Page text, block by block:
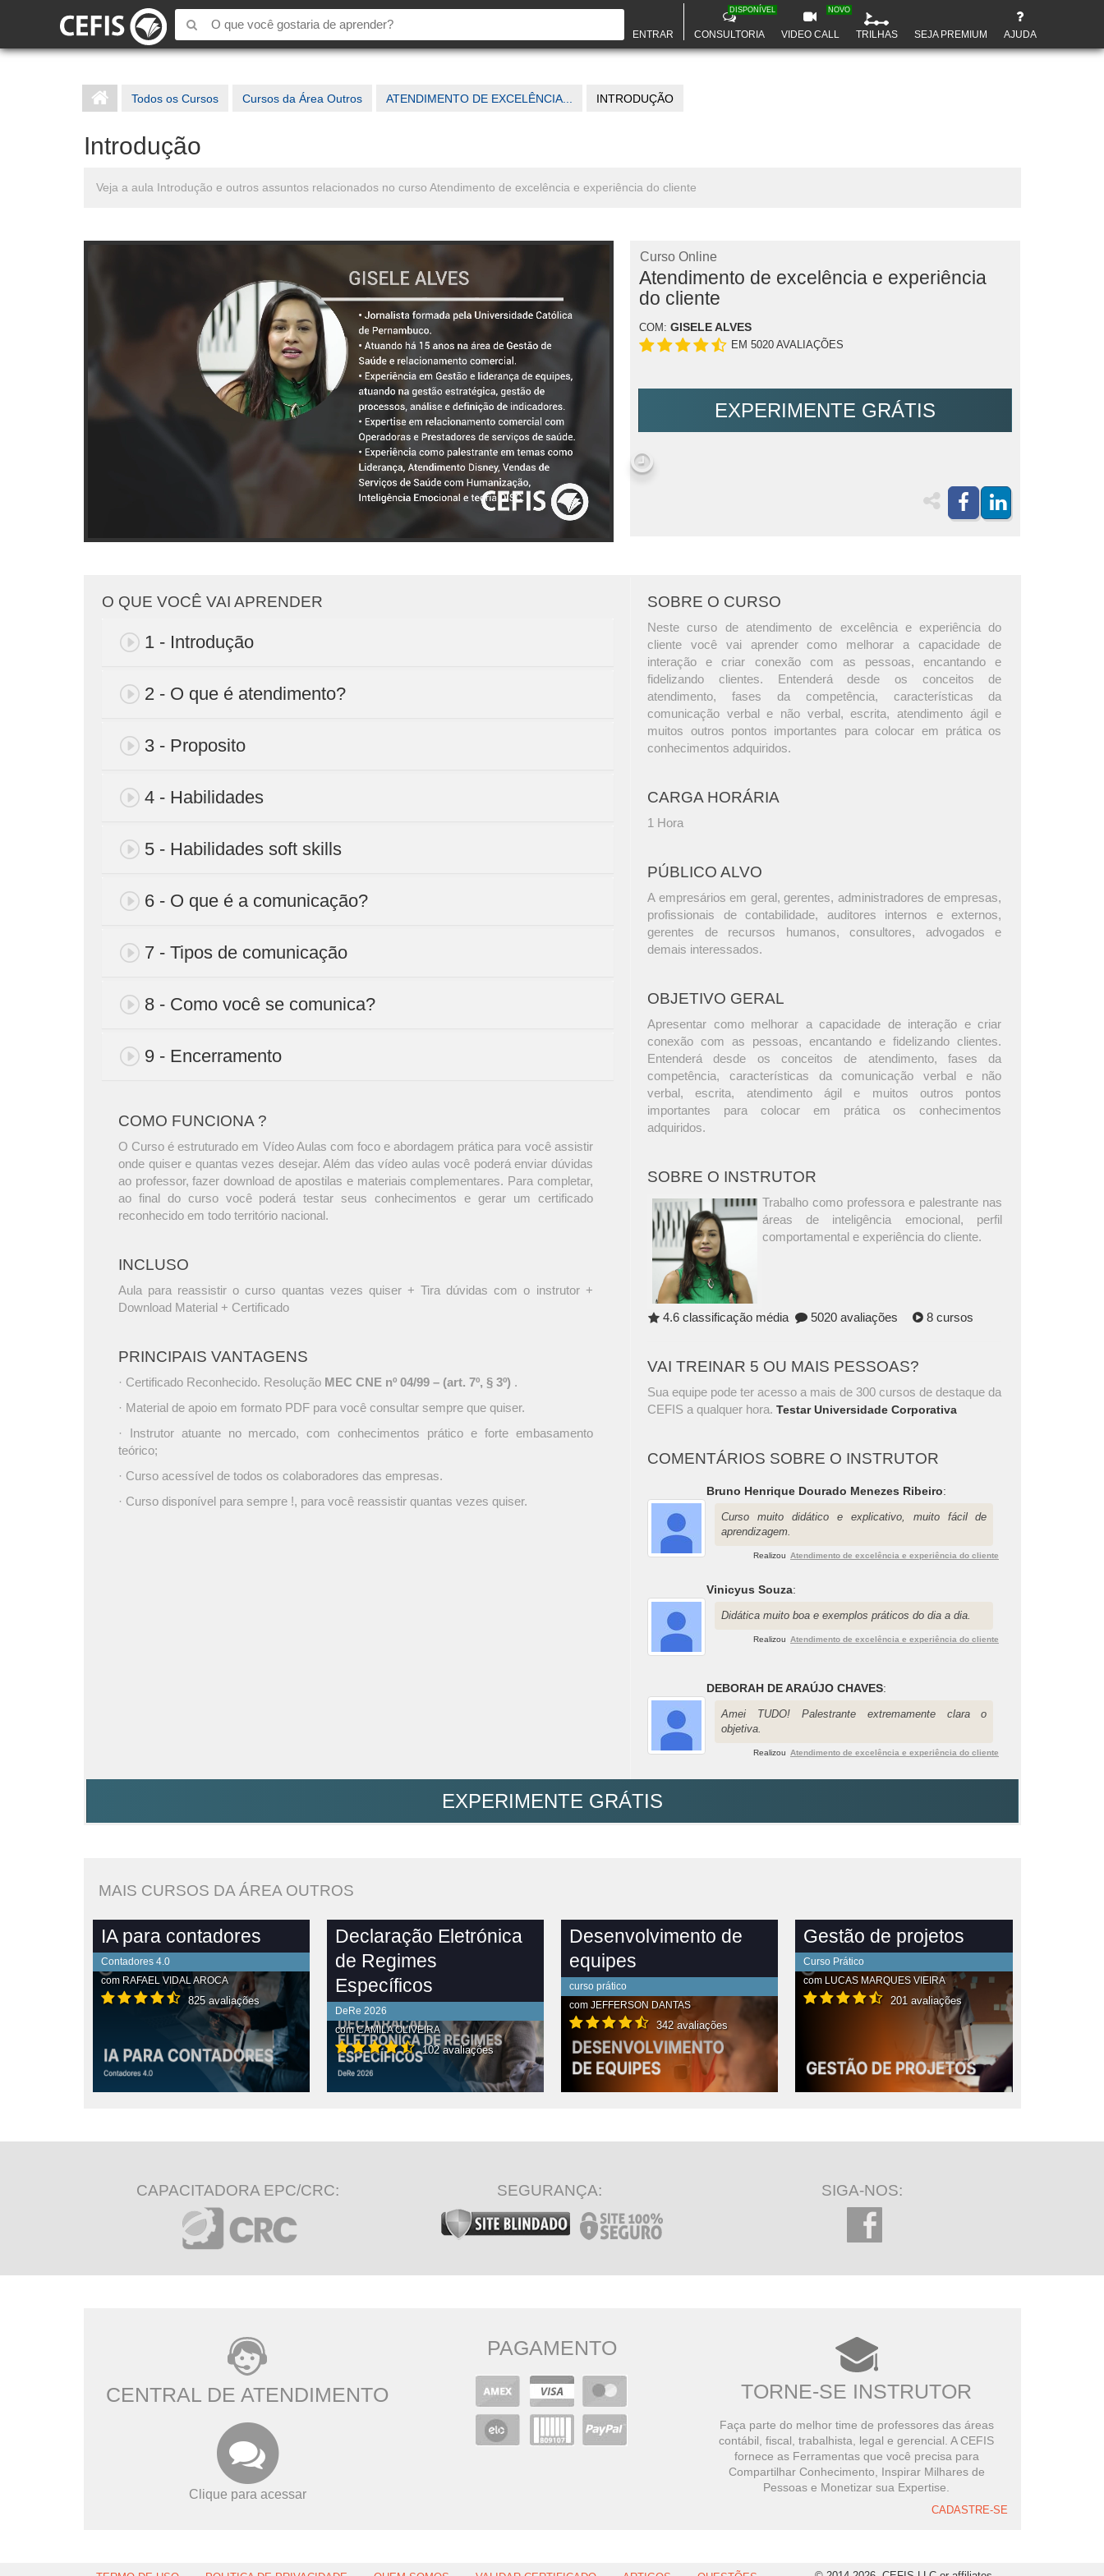
ENTRAR CONSULTORIA
DISPONÍVEL
VIDEO CALL
NOVO
TRILHAS SEJA PREMIUM AJUDA
Todos os Cursos Cursos da Área Outros ATENDIMENTO DE EXCELÊNCIA... INTRODUÇÃO
Introdução
Veja a aula Introdução e outros assuntos relacionados no curso Atendimento de excelência e experiência do cliente
Curso Online
Atendimento de excelência e experiência
do cliente
COM: GISELE ALVES
EM 5020 AVALIAÇÕES
EXPERIMENTE GRÁTIS
O QUE VOCÊ VAI APRENDER
1 - Introdução
2 - O que é atendimento?
3 - Proposito
4 - Habilidades
5 - Habilidades soft skills
6 - O que é a comunicação?
7 - Tipos de comunicação
8 - Como você se comunica?
9 - Encerramento
COMO FUNCIONA ?
O Curso é estruturado em Vídeo Aulas com foco e abordagem prática para você assistir
onde quiser e quantas vezes desejar. Além das vídeo aulas você poderá enviar dúvidas
ao professor, fazer download de apostilas e materiais complementares. Para completar,
ao final do curso você poderá testar seus conhecimentos e gerar um certificado
reconhecido em todo território nacional.
INCLUSO
Aula para reassistir o curso quantas vezes quiser + Tira dúvidas com o instrutor +
Download Material + Certificado
PRINCIPAIS VANTAGENS
· Certificado Reconhecido. Resolução MEC CNE nº 04/99 – (art. 7º, § 3º) .
· Material de apoio em formato PDF para você consultar sempre que quiser.
· Instrutor atuante no mercado, com conhecimentos prático e forte embasamento
teórico;
· Curso acessível de todos os colaboradores das empresas.
· Curso disponível para sempre !, para você reassistir quantas vezes quiser.
SOBRE O CURSO
Neste curso de atendimento de excelência e experiência do
cliente você vai aprender como melhorar a capacidade de
interação e criar conexão com as pessoas, encantando e
fidelizando clientes. Entenderá desde os conceitos de
atendimento, fases da competência, características da
comunicação verbal e não verbal, escrita, atendimento ágil e
muitos outros pontos importantes para colocar em prática os
conhecimentos adquiridos.
CARGA HORÁRIA
1 Hora
PÚBLICO ALVO
A empresários em geral, gerentes, administradores de empresas,
profissionais de contabilidade, auditores internos e externos,
gerentes de recursos humanos, consultores, advogados e
demais interessados.
OBJETIVO GERAL
Apresentar como melhorar a capacidade de interação e criar
conexão com as pessoas, encantando e fidelizando clientes.
Entenderá desde os conceitos de atendimento, fases da
competência, características da comunicação verbal e não
verbal, escrita, atendimento ágil e muitos outros pontos
importantes para colocar em prática os conhecimentos
adquiridos.
SOBRE O INSTRUTOR
Trabalho como professora e palestrante nas
áreas de inteligência emocional, perfil
comportamental e experiência do cliente.
4.6 classificação média 5020 avaliações 8 cursos
VAI TREINAR 5 OU MAIS PESSOAS?
Sua equipe pode ter acesso a mais de 300 cursos de destaque da
CEFIS a qualquer hora.Testar Universidade Corporativa
COMENTÁRIOS SOBRE O INSTRUTOR
Bruno Henrique Dourado Menezes Ribeiro:
Curso muito didático e explicativo, muito fácil de
aprendizagem.
Realizou Atendimento de excelência e experiência do cliente
Vinicyus Souza:
Didática muito boa e exemplos práticos do dia a dia.
Realizou Atendimento de excelência e experiência do cliente
DEBORAH DE ARAÚJO CHAVES:
Amei TUDO! Palestrante extremamente clara o
objetiva.
Realizou Atendimento de excelência e experiência do cliente
EXPERIMENTE GRÁTIS
MAIS CURSOS DA ÁREA OUTROS
IA para contadores
Contadores 4.0
com RAFAEL VIDAL AROCA
825 avaliações
Declaração Eletrónica
de Regimes
Específicos
DeRe 2026
comCAMILA OLIVEIRA
102 avaliações
VER CONTEÚDO COMPLETO
Desenvolvimento de
equipes
curso prático
com JEFFERSON DANTAS
342 avaliações
VER CONTEÚDO COMPLETO
Gestão de projetos
Curso Prático
com LUCAS MARQUES VIEIRA
201 avaliações
VER CONTEÚDO COMPLETO
CAPACITADORA EPC/CRC: SEGURANÇA: SIGA-NOS:
CENTRAL DE ATENDIMENTO
Clique para acessar
PAGAMENTO
TORNE-SE INSTRUTOR
Faça parte do melhor time de professores das áreas
contábil, fiscal, trabalhista, legal e gerencial. A CEFIS
fornece as Ferramentas que você precisa para
Compartilhar Conhecimento, Inspirar Milhares de
Pessoas e Monetizar sua Expertise.
CADASTRE-SE